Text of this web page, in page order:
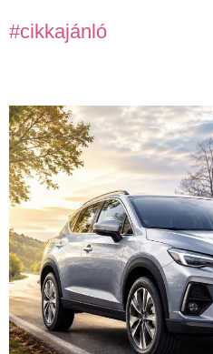
#cikkajánló